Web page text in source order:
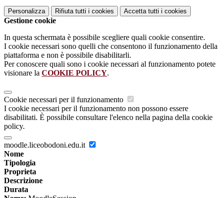
Personalizza Rifiuta tutti i cookies Accetta tutti i cookies
Gestione cookie
In questa schermata è possibile scegliere quali cookie consentire.
I cookie necessari sono quelli che consentono il funzionamento della
piattaforma e non è possibile disabilitarli.
Per conoscere quali sono i cookie necessari al funzionamento potete
visionare la COOKIE POLICY.
Cookie necessari per il funzionamento
I cookie necessari per il funzionamento non possono essere
disabilitati. È possibile consultare l'elenco nella pagina della cookie
policy.
moodle.liceobodoni.edu.it
Nome
Tipologia
Proprieta
Descrizione
Durata